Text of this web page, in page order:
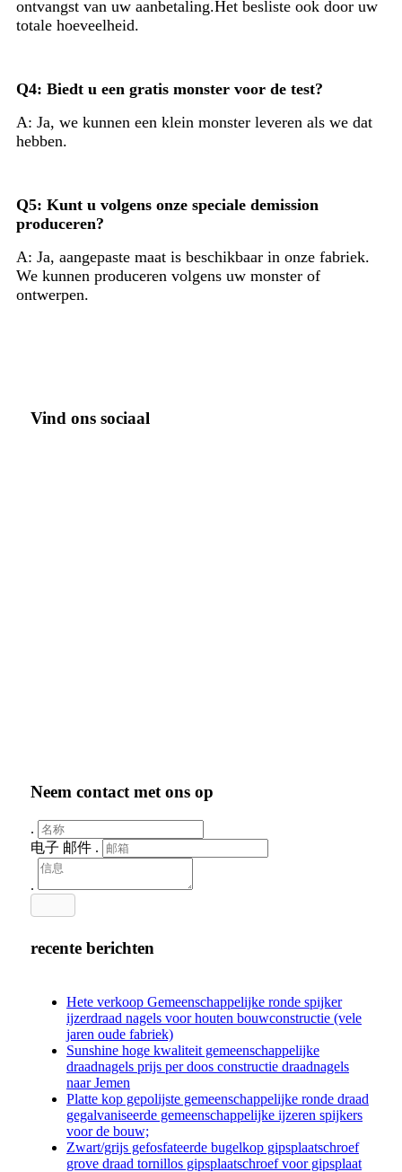
ontvangst van uw aanbetaling.Het besliste ook door uw
totale hoeveelheid.
Q4: Biedt u een gratis monster voor de test?
A: Ja, we kunnen een klein monster leveren als we dat
hebben.
Q5: Kunt u volgens onze speciale demission
produceren?
A: Ja, aangepaste maat is beschikbaar in onze fabriek.
We kunnen produceren volgens uw monster of
ontwerpen.
Vind ons sociaal
Neem contact met ons op
.
电子 邮件 .
.
recente berichten
Hete verkoop Gemeenschappelijke ronde spijker
ijzerdraad nagels voor houten bouwconstructie (vele
jaren oude fabriek)
Sunshine hoge kwaliteit gemeenschappelijke
draadnagels prijs per doos constructie draadnagels
naar Jemen
Platte kop gepolijste gemeenschappelijke ronde draad
gegalvaniseerde gemeenschappelijke ijzeren spijkers
voor de bouw;
Zwart/grijs gefosfateerde bugelkop gipsplaatschroef
grove draad tornillos gipsplaatschroef voor gipsplaat